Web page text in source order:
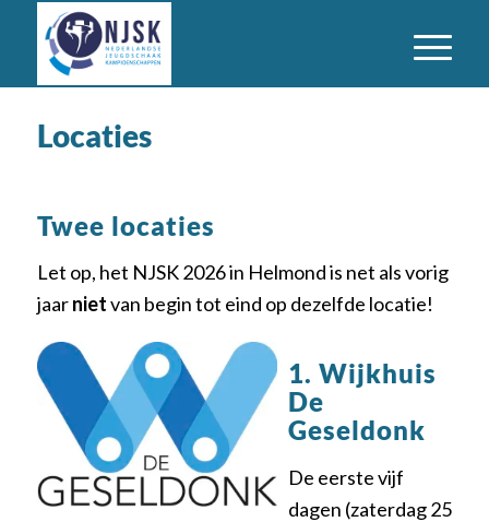
Locaties
Twee locaties
Let op, het NJSK 2026 in Helmond is net als vorig
jaarnietvan begin tot eind op dezelfde locatie!
1. Wijkhuis
De
Geseldonk
De eerste vijf
dagen (zaterdag 25